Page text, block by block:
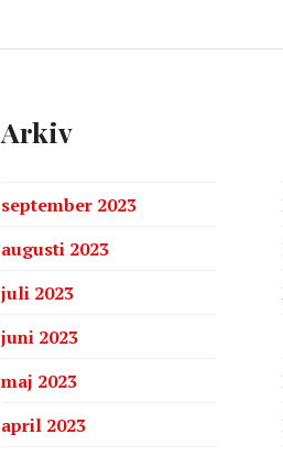
Arkiv
september 2023
augusti 2023
juli 2023
juni 2023
maj 2023
april 2023